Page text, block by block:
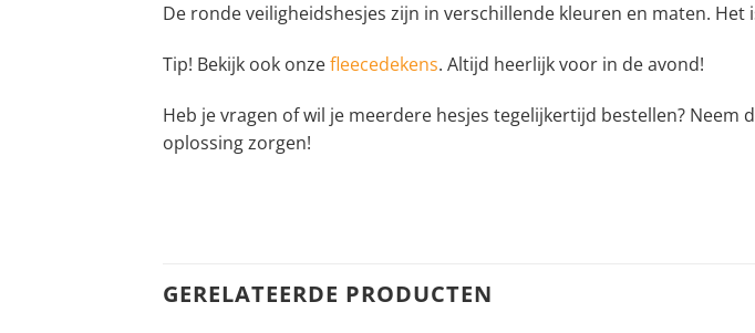
De ronde veiligheidshesjes zijn in verschillende kleuren en maten.
Tip! Bekijk ook onzefleecedekens. Altijd heerlijk voor in de avond!
Heb je vragen of wil je meerdere hesjes tegelijkertijd bestellen?
oplossing zorgen!
GERELATEERDE PRODUCTEN